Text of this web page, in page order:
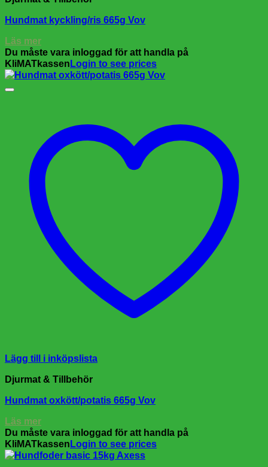
Hundmat kyckling/ris 665g Vov
Läs mer
Du måste vara inloggad för att handla på
KliMATkassen Login to see prices
Lägg till i inköpslista
Djurmat & Tillbehör
Hundmat oxkött/potatis 665g Vov
Läs mer
Du måste vara inloggad för att handla på
KliMATkassen Login to see prices